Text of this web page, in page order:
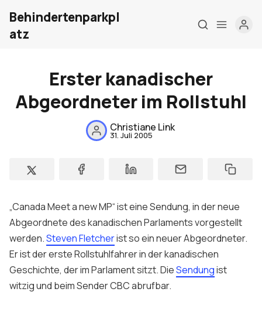
London Barrierefrei
Sign up
Behindertenparkpl
atz
Erster kanadischer
Abgeordneter im Rollstuhl
Christiane Link
31. Juli 2005
„CanadaMeet a new MP“ ist eine Sendung, in der neue
Abgeordnete des kanadischen Parlaments vorgestellt
werden.Steven Fletcherist so ein neuer Abgeordneter.
Er ist der ersteRollstuhlfahrerin der kanadischen
Geschichte, der im Parlament sitzt. DieSendungist
witzig und beim Sender CBC abrufbar.